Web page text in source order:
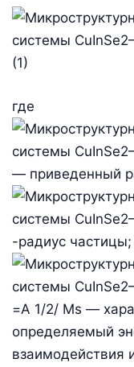
(1)
где
— приведенный
-радиус частицы;
=A 1/2/ Ms —
определяемый
взаимодействия